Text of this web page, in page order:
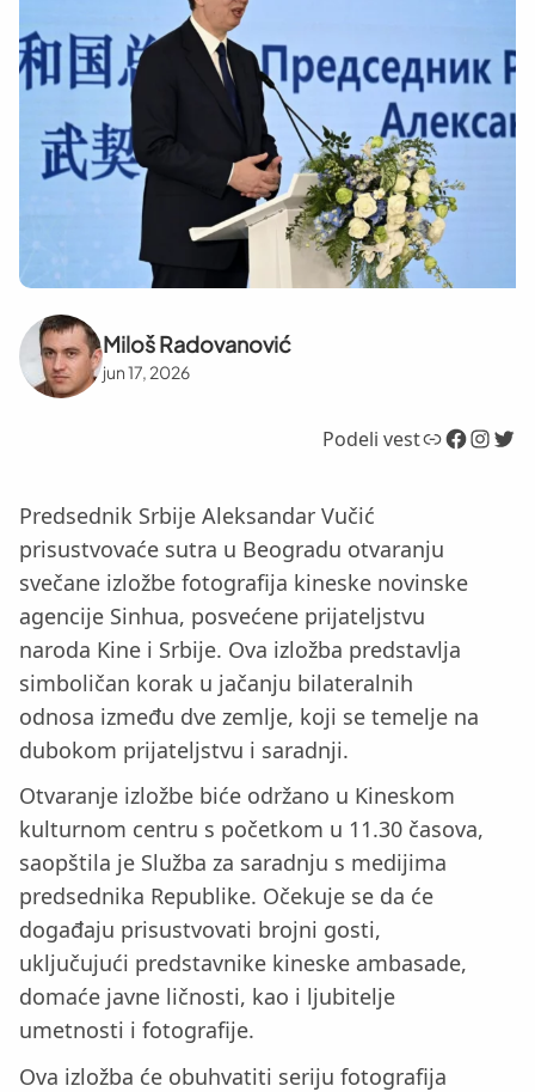
Miloš Radovanović
jun 17, 2026
Podeli vestLink Facebook InstagramTwitter
Predsednik Srbije Aleksandar Vučić
prisustvovaće sutra u Beogradu otvaranju
svečane izložbe fotografija kineske novinske
agencije Sinhua, posvećene prijateljstvu
naroda Kine i Srbije. Ova izložba predstavlja
simboličan korak u jačanju bilateralnih
odnosa između dve zemlje, koji se temelje na
dubokom prijateljstvu i saradnji.
Otvaranje izložbe biće održano u Kineskom
kulturnom centru s početkom u 11.30 časova,
saopštila je Služba za saradnju s medijima
predsednika Republike. Očekuje se da će
događaju prisustvovati brojni gosti,
uključujući predstavnike kineske ambasade,
domaće javne ličnosti, kao i ljubitelje
umetnosti i fotografije.
Ova izložba će obuhvatiti seriju fotografija